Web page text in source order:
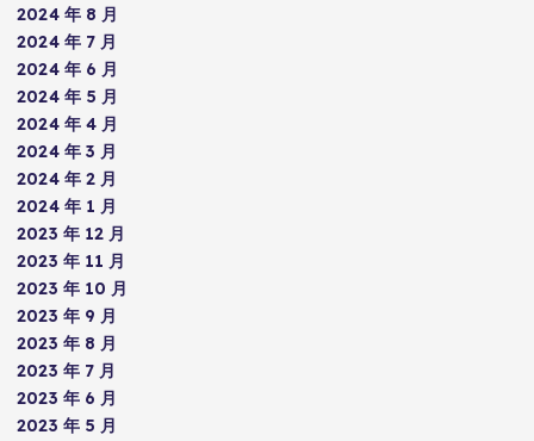
2024 年 8 月
2024 年 7 月
2024 年 6 月
2024 年 5 月
2024 年 4 月
2024 年 3 月
2024 年 2 月
2024 年 1 月
2023 年 12 月
2023 年 11 月
2023 年 10 月
2023 年 9 月
2023 年 8 月
2023 年 7 月
2023 年 6 月
2023 年 5 月